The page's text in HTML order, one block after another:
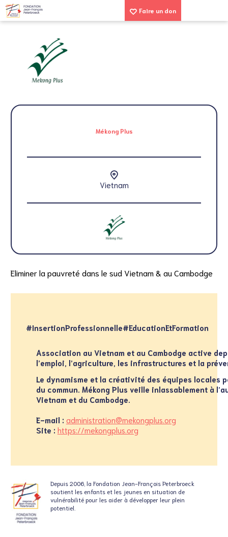
Faire un don
Mékong Plus
Vietnam
Eliminer la pauvreté dans le sud Vietnam & au Cambodge
#InsertionProfessionnelle#EducationEtFormation
Association au Vietnam et au Cambodge active
l’emploi, l’agriculture, les infrastructures et la
Le dynamisme et la créativité des équipes locales
du commun. Mékong Plus veille inlassablement à
Vietnam et du Cambodge.
E-mail : administration@mekongplus.org
Site : https://mekongplus.org
Depuis 2006, la Fondation Jean-François Peterbroeck
soutient les enfants et les jeunes en situation de
vulnérabilité pour les aider à développer leur plein
potentiel.